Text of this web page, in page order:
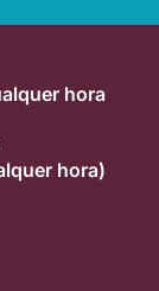
hora
hora)